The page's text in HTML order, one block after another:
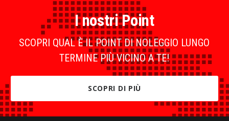
I nostri Point
SCOPRI QUAL È IL POINT DI NOLEGGIO LUNGO
TERMINE PIÙ VICINO A TE!
SCOPRI DI PIÙ